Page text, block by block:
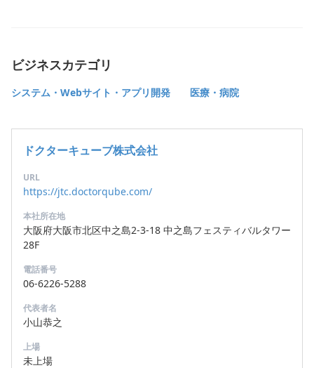
ビジネスカテゴリ
システム・Webサイト・アプリ開発 医療・病院
ドクターキューブ株式会社
URL
https://jtc.doctorqube.com/
本社所在地
大阪府大阪市北区中之島2-3-18 中之島フェスティバルタワー
28F
電話番号
06-6226-5288
代表者名
小山恭之
上場
未上場